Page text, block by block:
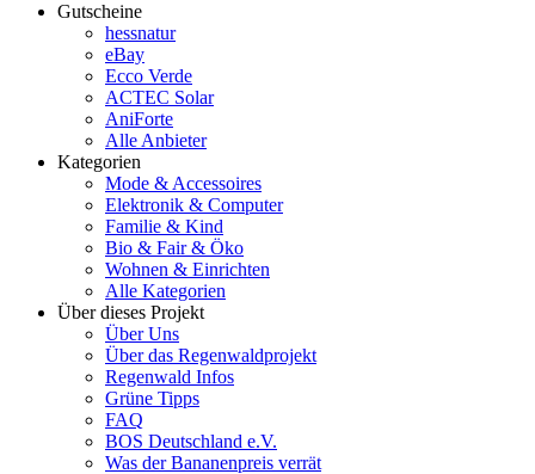
Gutscheine
hessnatur
eBay
Ecco Verde
ACTEC Solar
AniForte
Alle Anbieter
Kategorien
Mode & Accessoires
Elektronik & Computer
Familie & Kind
Bio & Fair & Öko
Wohnen & Einrichten
Alle Kategorien
Über dieses Projekt
Über Uns
Über das Regenwaldprojekt
Regenwald Infos
Grüne Tipps
FAQ
BOS Deutschland e.V.
Was der Bananenpreis verrät